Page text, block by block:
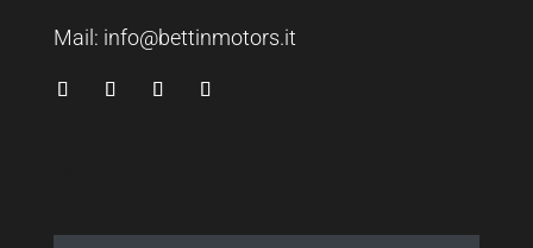
Mail: info@bettinmotors.it